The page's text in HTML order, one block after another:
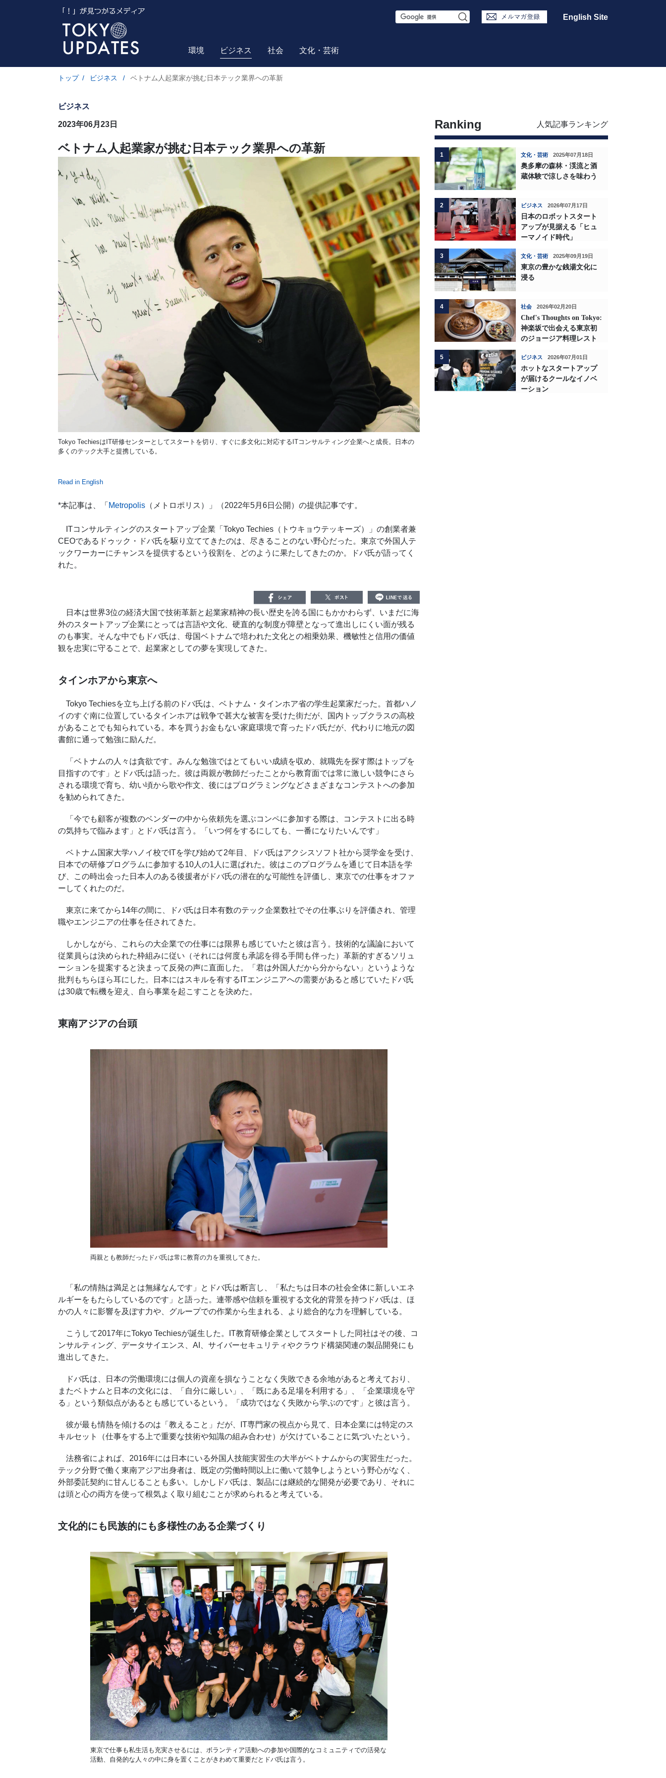
S
r
English Site
環境 ビジネス 社会 文化・芸術
トップ / ビジネス / ベトナム人起業家が挑む日本テック業界への革新
ビジネス
2023年06月23日
ベトナム人起業家が挑む日本テック業界への革新
Tokyo Techiesは IT研修センターとしてスタートを切り、すぐに多文化に対応する ITコンサルティング企業へと成長。日本の
多くのテック大手と提携している。
Read in English
*本記事は、「 Metropolis （メトロポリス）」（2022年5月6日公開）の提供記事です。
ITコンサルティングのスタートアップ企業「Tokyo Techies（トウキョウテッキーズ）」の創業者兼
CEOであるドゥック・ドバ氏を駆り立ててきたのは、尽きることのない野心だった。東京で外国人テ
ックワーカーにチャンスを提供するという役割を、どのように果たしてきたのか。ドバ氏が語ってく
れた。
日本は世界3位の経済大国で技術革新と起業家精神の長い歴史を誇る国にもかかわらず、いまだに海
外のスタートアップ企業にとっては言語や文化、硬直的な制度が障壁となって進出しにくい面が残る
のも事実。そんな中でもドバ氏は、母国ベトナムで培われた文化との相乗効果、機敏性と信用の価値
観を忠実に守ることで、起業家としての夢を実現してきた。
タインホアから東京へ
Tokyo Techiesを立ち上げる前のドバ氏は、ベトナム・タインホア省の学生起業家だった。首都ハノ
イのすぐ南に位置しているタインホアは戦争で甚大な被害を受けた街だが、国内トップクラスの高校
があることでも知られている。本を買うお金もない家庭環境で育ったドバ氏だが、代わりに地元の図
書館に通って勉強に励んだ。
「ベトナムの人々は貪欲です。みんな勉強ではとてもいい成績を収め、就職先を探す際はトップを
目指すのです」とドバ氏は語った。彼は両親が教師だったことから教育面では常に激しい競争にさら
される環境で育ち、幼い頃から歌や作文、後にはプログラミングなどさまざまなコンテストへの参加
を勧められてきた。
「今でも顧客が複数のベンダーの中から依頼先を選ぶコンペに参加する際は、コンテストに出る時
の気持ちで臨みます」とドバ氏は言う。「いつ何をするにしても、一番になりたいんです」
ベトナム国家大学ハノイ校で ITを学び始めて2年目、ドバ氏はアクシスソフト社から奨学金を受け、
日本での研修プログラムに参加する10人の1 人に選ばれた。彼はこのプログラムを通じて日本語を学
び、この時出会った日本人のある後援者がドバ氏の潜在的な可能性を評価し、東京での仕事をオファ
ーしてくれたのだ。
東京に来てから14年の間に、ドバ氏は日本有数のテック企業数社でその仕事ぶりを評価され、管理
職やエンジニアの仕事を任されてきた。
しかしながら、これらの大企業での仕事には限界も感じていたと彼は言う。技術的な議論において
従業員らは決められた枠組みに従い（それには何度も承認を得る手間も伴った）革新的すぎるソリュ
ーションを提案すると決まって反発の声に直面した。「君は外国人だから分からない」というような
批判もちらほら耳にした。日本にはスキルを有する ITエンジニアへの需要があると感じていたドバ氏
は30歳で転機を迎え、自ら事業を起こすことを決めた。
東南アジアの台頭
両親とも教師だったドバ氏は常に教育の力を重視してきた。
「私の情熱は満足とは無縁なんです」とドバ氏は断言し、「私たちは日本の社会全体に新しいエネ
ルギーをもたらしているのです」と語った。連帯感や信頼を重視する文化的背景を持つドバ氏は、ほ
かの人々に影響を及ぼす力や、グループでの作業から生まれる、より総合的な力を理解している。
こうして2017年にTokyo Techiesが誕生した。 IT教育研修企業としてスタートした同社はその後、コ
ンサルティング、データサイエンス、 AI 、サイバーセキュリティやクラウド構築関連の製品開発にも
進出してきた。
ドバ氏は、日本の労働環境には個人の資産を損なうことなく失敗できる余地があると考えており、
またベトナムと日本の文化には、「自分に厳しい」、「既にある足場を利用する」、「企業環境を守
る」という類似点があるとも感じているという。「成功ではなく失敗から学ぶのです」と彼は言う。
彼が最も情熱を傾けるのは「教えること」だが、 IT専門家の視点から見て、日本企業には特定のス
キルセット（仕事をする上で重要な技術や知識の組み合わせ）が欠けていることに気づいたという。
法務省によれば、 2016年には日本にいる外国人技能実習生の大半がベトナムからの実習生だった。
テック分野で働く東南アジア出身者は、既定の労働時間以上に働いて競争しようという野心がなく、
外部委託契約に甘んじることも多い。しかしドバ氏は、製品には継続的な開発が必要であり、それに
は頭と心の両方を使って根気よく取り組むことが求められると考えている。
文化的にも民族的にも多様性のある企業づくり
東京で仕事も私生活も充実させるには、ボランティア活動への参加や国際的なコミュニティでの活発な
活動、自発的な人々の中に身を置くことがきわめて重要だとドバ氏は言う。
Ranking 人気記事ランキング
1 文化・芸術 2025年07月18日
奥多摩の森林・渓流と酒
蔵体験で涼しさを味わう
2 ビジネス 2026年07月17日
日本のロボットスタート
アップが見据える「ヒュ
ーマノイド時代」
3 文化・芸術 2025年09月19日
東京の豊かな銭湯文化に
浸る
4 社会 2026年02月20日
Chef's Thoughts on Tokyo:
神楽坂で出会える東京初
のジョージア料理レスト
5 ビジネス 2026年07月01日
ホットなスタートアップ
が届けるクールなイノベ
ーション